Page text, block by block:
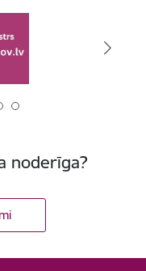
noderīga?